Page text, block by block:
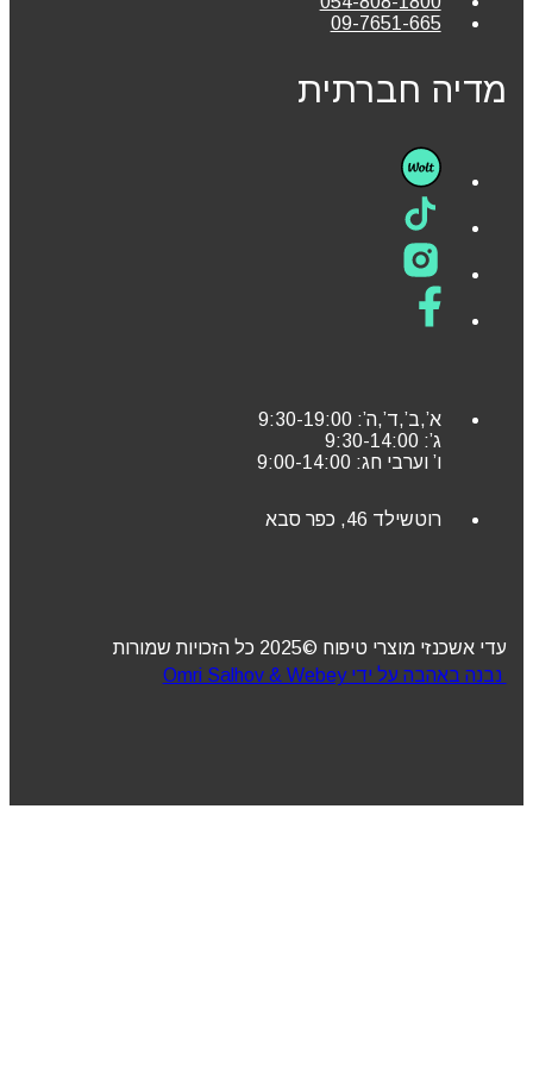
09-7651-665
מדיה חברתית
א’,ב’,ד’,ה’: 9:30-19:00
ג’: 9:30-14:00
ו’ וערבי חג: 9:00-14:00
רוטשילד 46, כפר סבא
עדי אשכנזי מוצרי טיפוח ©2025 כל הזכויות שמורות
נבנה באהבה על ידי Omri Salhov & Webey